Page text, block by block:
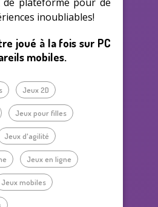
inoubliables!
joué à la fois sur PC
mobiles.
Jeux 2D
Jeux pour filles
Jeux d'agilité
Jeux en ligne
Jeux mobiles